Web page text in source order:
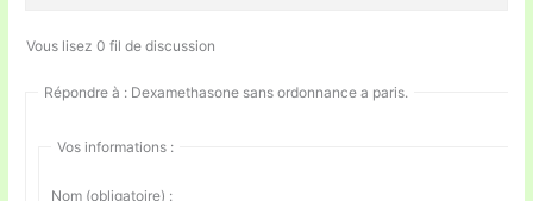
Vous lisez 0 fil de discussion
Répondre à : Dexamethasone sans ordonnance a paris.
Vos informations :
Nom (obligatoire) :